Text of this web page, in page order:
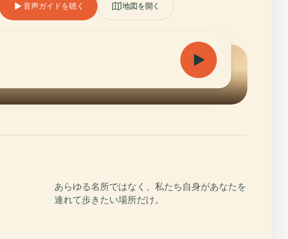
音声ガイドを聴く 地図を開く
あらゆる名所ではなく、私たち自身があなたを
連れて歩きたい場所だけ。